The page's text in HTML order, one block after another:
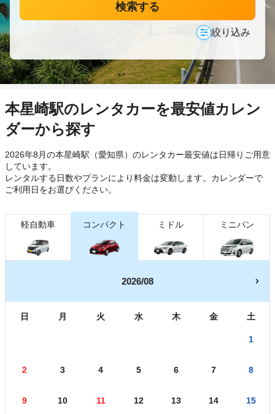
検索する
絞り込み
本星崎駅のレンタカーを最安値カレン
ダーから探す
2026年8月の本星崎駅（愛知県）のレンタカー最安値は日帰り ご用意
しています。
レンタルする日数やプランにより料金は変動します。カレンダーで
ご利用日をお選びください。
軽自動車 コンパクト ミドル ミニバン
2026/08
日 月 火 水 木 金 土
1
2 3 4 5 6 7 8
9 10 11 12 13 14 15